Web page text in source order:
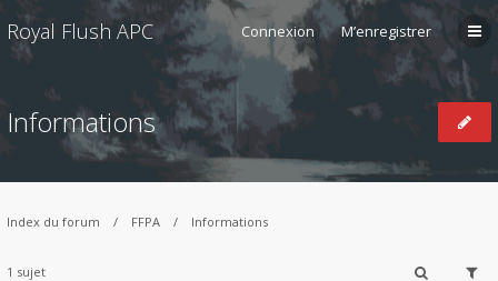
Royal Flush APC Connexion M’enregistrer
Informations
Index du forum FFPA Informations
1 sujet